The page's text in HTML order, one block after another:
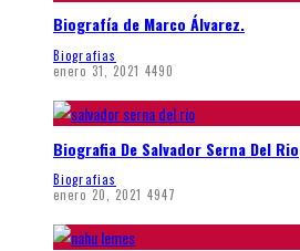
Biografía de Marco Álvarez.
Biografias
enero 31, 2021 4490
Biografia De Salvador Serna Del Rio
Biografias
enero 20, 2021 4947